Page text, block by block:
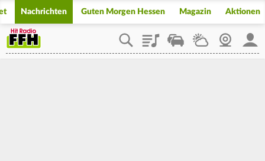
Nachrichten Guten Morgen Hessen Magazin Aktionen
PlaylistStaupilotWetterWebcam